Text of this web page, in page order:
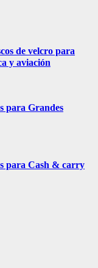
de velcro para
y aviación
para Grandes
para Cash & carry